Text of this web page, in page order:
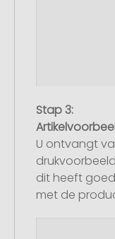
Stap 3:
U ontvangt
dit heeft
met de